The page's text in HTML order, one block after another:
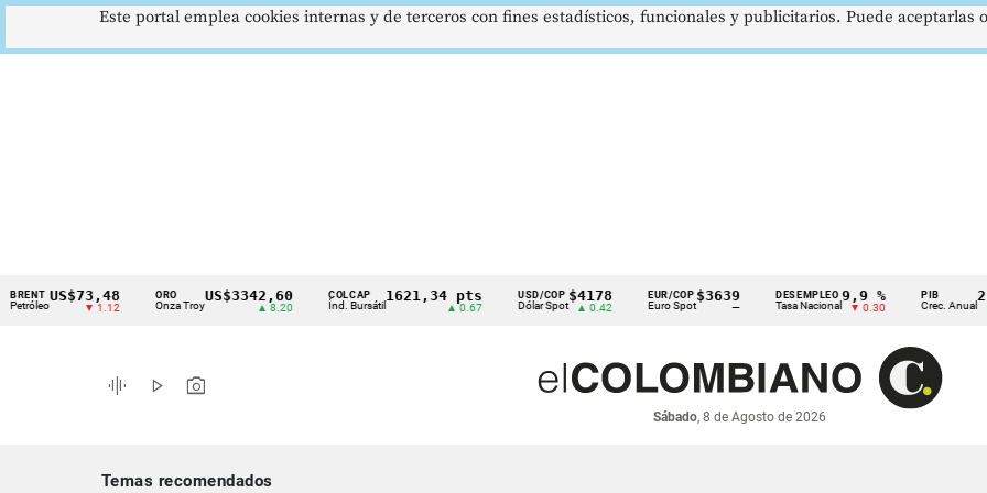
Cintillo
indicadores
económicos
US$73,48
▼ 1.12
ORO
Onza Troy
US$3342,60 COLCAP
Índ. Bursátil
1621,34 pts USD/COP
Dólar Spot
$4178
▲ 0.42
EUR/COP
Euro Spot
$3639
—
DESEMPLEO
Tasa Nacional
9,9 %
▼ 0.30
PIB
Crec. Anual
2,8 %
▲ 0.10
graphic_eq play_arrow photo_camera
Sábado, 8 de Agosto de 2026
Temas recomendados
Este portal emplea cookies internas y de terceros con fines estadísticos, funcionales y publicitarios. Puede aceptarlas